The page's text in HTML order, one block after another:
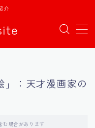
介
：天才漫画家の
む場合があります